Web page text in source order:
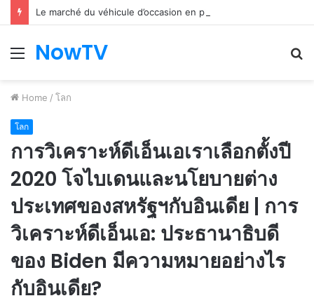
Le marché du véhicule d’occasion en plein essor
Menu
NowTV
Home / โลก
โลก
การวิเคราะห์ดีเอ็นเอเราเลือกตั้งปี
2020 โจไบเดนและนโยบายต่าง
ประเทศของสหรัฐฯกับอินเดีย | การ
วิเคราะห์ดีเอ็นเอ: ประธานาธิบดี
ของ Biden มีความหมายอย่างไร
กับอินเดีย?